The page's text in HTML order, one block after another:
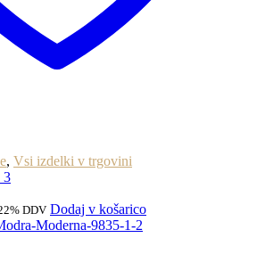
, Vsi izdelki v trgovini
3
DDV Dodaj v košarico